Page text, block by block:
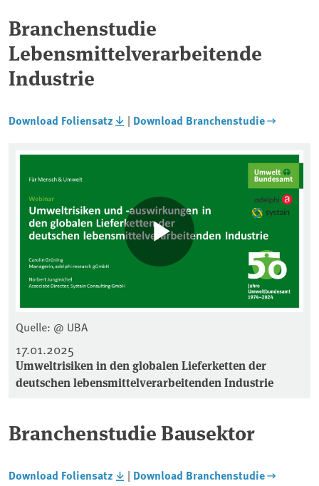
Branchenstudie
Lebensmittelverarbeitende
Industrie
Download Foliensatz | Download Branchenstudie
Quelle: @ UBA
17.01.2025
Umweltrisiken in den globalen Lieferketten der
deutschen lebensmittelverarbeitenden Industrie
Branchenstudie Bausektor
Download Foliensatz | Download Branchenstudie